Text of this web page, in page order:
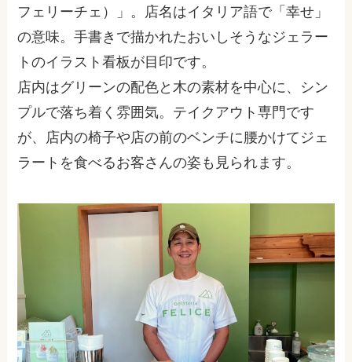
フェリーチェ）」。店名はイタリア語で「幸せ」
の意味。手書きで描かれたおいしそうなジェラー
トのイラスト看板が目印です。
店内はグリーンの配色と木の素材を中心に、シン
プルで落ち着く雰囲気。テイクアウト専門です
が、店内の椅子や店の前のベンチに腰かけてジェ
ラートを食べるお客さんの姿も見られます。